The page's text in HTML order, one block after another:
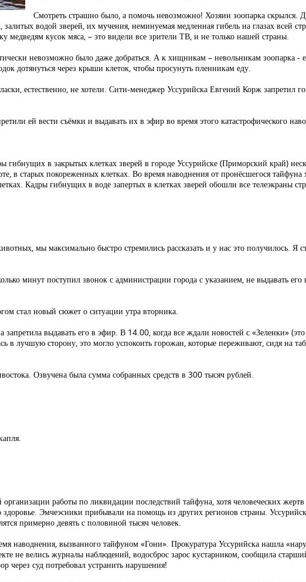
Смотреть страшно было, а помочь невозможно! Хозяин зоопарка скрылся.
водой зверей, их мучения, неминуемая медленная гибель на глазах всей
медведям кусок мяса, – это видели все зрители ТВ, и не только нашей страны.
невозможно было даже добраться. А к хищникам – невольникам зоопарка -
дотянуться через крыши клеток, чтобы просунуть пленникам еду.
естественно, не хотели. Сити-менеджер Уссурийска Евгений Корж запретил
ей вести съёмки и выдавать их в эфир во время этого катастрофического
в закрытых клетках зверей в городе Уссурийске (Приморский край)
в старых покореженных клетках. Во время наводнения от пронёсшегося тайфуна
Кадры гибнущих в воде запертых в клетках зверей обошли все телеэкраны
мы максимально быстро стремились рассказать и у нас это получилось. Я
минут поступил звонок с администрации города с указанием, не выдавать
стал новый сюжет о ситуации утра вторника.
выдавать его в эфир. В 14.00, когда все ждали новостей с «Зеленки» (это
лучшую сторону, это могло успокоить горожан, которые переживают, сидя на
Озвучена была сумма собранных средств в 300 тысяч рублей.
работы по ликвидации последствий тайфуна, хотя человеческих
Эмчеэсники прибывали на помощь из других регионов страны.
примерно девять с половиной тысяч человек.
наводнения, вызванного тайфуном «Гони». Прокуратура Уссурийска нашла
не велись журналы наблюдений, водосброс зарос кустарником, сообщила
через суд потребовал устранить нарушения!